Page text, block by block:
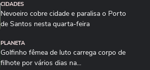
CIDADES
Nevoeiro cobre cidade e paralisa o Porto
de Santos nesta quarta-feira
PLANETA
Golfinho fêmea de luto carrega corpo de
filhote por vários dias na...